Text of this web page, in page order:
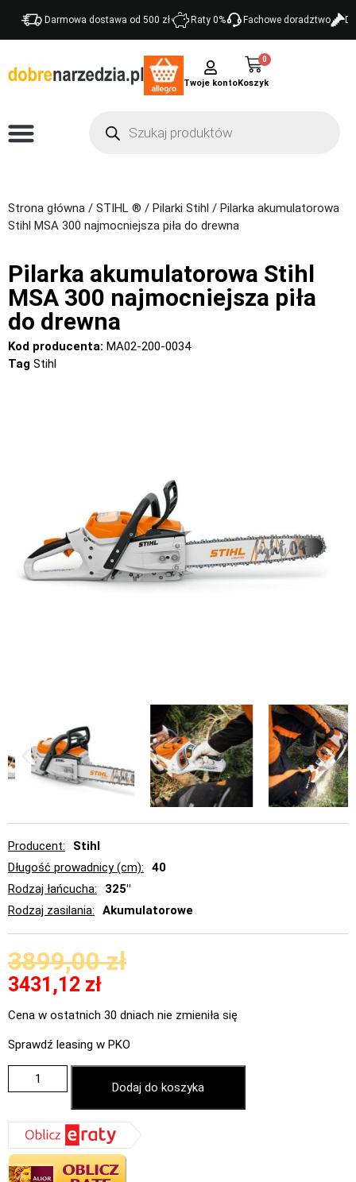
Darmowa dostawa od 500 zł Raty 0% Fachowe doradztwo
Twoje konto
0
Strona główna / STIHL ® / Pilarki Stihl / Pilarka akumulatorowa
Stihl MSA 300 najmocniejsza piła do drewna
Pilarka akumulatorowa Stihl
MSA 300 najmocniejsza piła
do drewna
Kod producenta: MA02-200-0034
Tag Stihl
Producent
Stihl
Długość prowadnicy (cm)
40
Rodzaj łańcucha
325"
Rodzaj zasilania
Akumulatorowe
3899,00zł
3431,12 zł
Cena w ostatnich 30 dniach nie zmieniła się
Sprawdź leasing w PKO
Dodaj do koszyka